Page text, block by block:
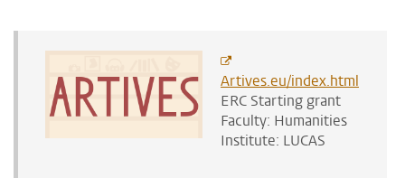
Artives.eu/index.html
ERC Starting grant
Faculty: Humanities
Institute: LUCAS